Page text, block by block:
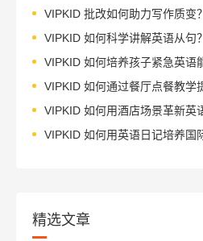
VIPKID 批改如何助力写作质变？
VIPKID 如何科学讲解英语从句？
精选文章